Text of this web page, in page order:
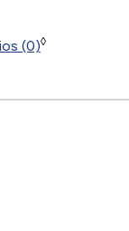
(0)◊